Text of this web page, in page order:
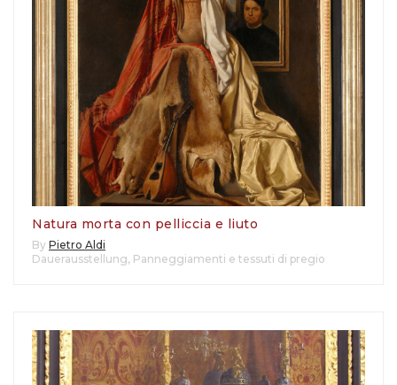
Natura morta con pelliccia e liuto
By Pietro Aldi
Dauerausstellung, Panneggiamenti e tessuti di pregio